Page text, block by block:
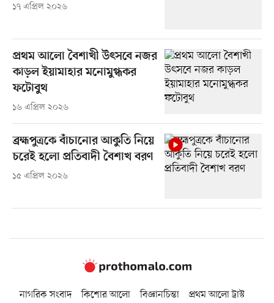
১৭ এপ্রিল ২০২৬
প্রথম আলো বৈশাখী উৎসবে নজর
কাড়ল ইয়ামাহার মনোমুগ্ধকর
ফটোবুথ
১৬ এপ্রিল ২০২৬
ব্রহ্মপুত্রকে বাঁচানোর আকুতি নিয়ে
চরেই হলো প্রতিবাদী বৈশাখ বরণ
১৫ এপ্রিল ২০২৬
নাগরিক সংবাদ কিশোর আলো বিজ্ঞানচিন্তা
প্রথম আলো ট্রাস্ট